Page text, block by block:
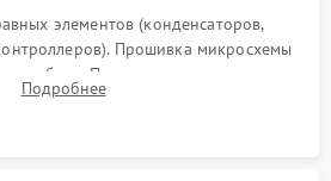
элементов (конденсаторов,
Прошивка микросхемы
сбоях. При поломке подсветки —
замена выгоревших светодиодов.
Подробнее